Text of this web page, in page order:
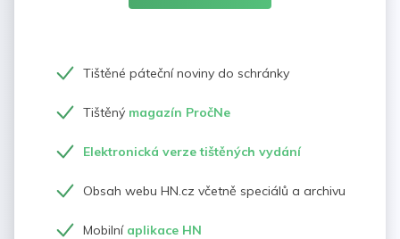
Tištěné páteční noviny do schránky
Tištěný magazín PročNe
Elektronická verze tištěných vydání
Obsah webu HN.cz včetně speciálů a archivu
Mobilní aplikace HN